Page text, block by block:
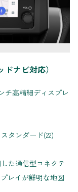
ナビ対応）
チ高精細ディスプレ
タンダード(22)
た通信型コネクテ
レイが鮮明な地図